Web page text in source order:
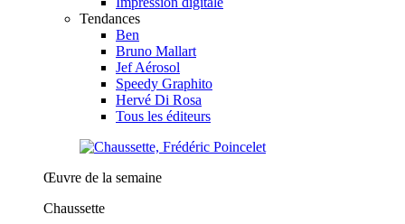
Tendances
Ben
Bruno Mallart
Jef Aérosol
Speedy Graphito
Hervé Di Rosa
Tous les éditeurs
Œuvre de la semaine
Chaussette